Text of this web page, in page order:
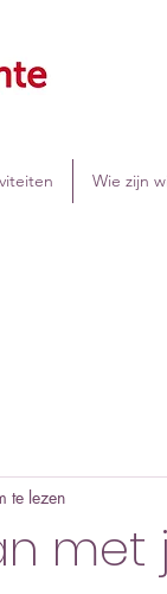
Wie zijn
met
te lezen